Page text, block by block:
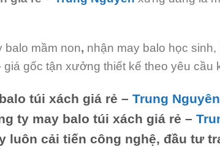
balo mầm non, nhận may balo học
giá gốc tận xưởng thiết kế theo yêu cầu
túi xách giá rẻ – Trung Nguyên
ty may balo túi xách giá rẻ –
luôn cải tiến công nghệ, đầu tư